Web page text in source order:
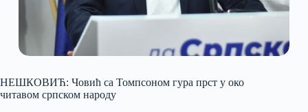
НЕШКОВИЋ: Човић са Томпсоном гура прст у око
читавом српском народу